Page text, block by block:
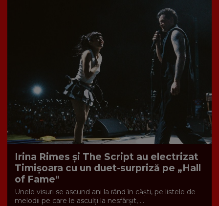
Irina Rimes și The Script au electrizat
Timișoara cu un duet-surpriză pe „Hall
of Fame"
Unele visuri se ascund ani la rând în căști, pe listele de
melodii pe care le asculți la nesfârșit, ...